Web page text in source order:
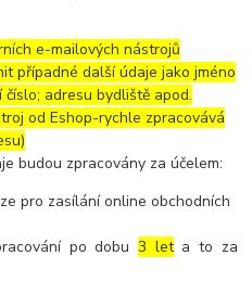
e-mailových nástrojů
případné další údaje jako jméno
adresu bydliště apod.
od Eshop-rychle zpracovává
budou zpracovány za účelem:
pro zasílání online obchodních
po dobu3 leta to za